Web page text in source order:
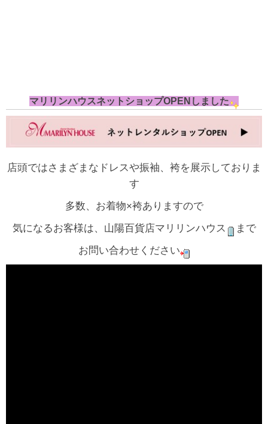
マリリンハウスネットショップOPENしました
店頭ではさまざまなドレスや振袖、袴を展示しておりま
す
多数、お着物×袴ありますので
気になるお客様は、山陽百貨店マリリンハウス
まで
お問い合わせください